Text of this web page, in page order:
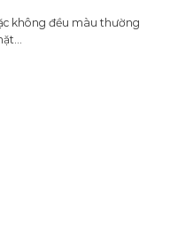
không đều màu thường